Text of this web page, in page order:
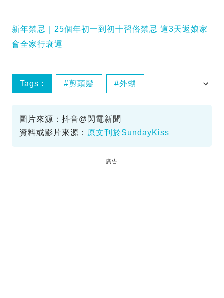
新年禁忌｜25個年初一到初十習俗禁忌 這3天返娘家
會全家行衰運
Tags : 剪頭髮 外甥
圖片來源：抖音@閃電新聞
資料或影片來源： 原文刊於SundayKiss
廣告